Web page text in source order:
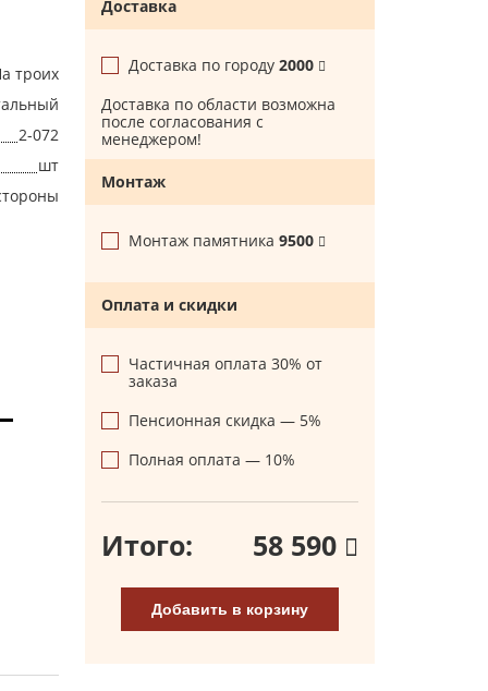
троих
2-072
шт
Доставка
Доставка по городу 2000
Доставка по области возможна
после согласования с
менеджером!
Монтаж
Монтаж памятника 9500
Оплата и скидки
Частичная оплата 30% от
заказа
Пенсионная скидка — 5%
Полная оплата — 10%
Итого: 58 590
Добавить в корзину